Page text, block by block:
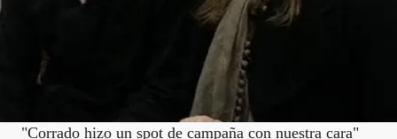
"Corrado hizo un spot de campaña con nuestra cara"